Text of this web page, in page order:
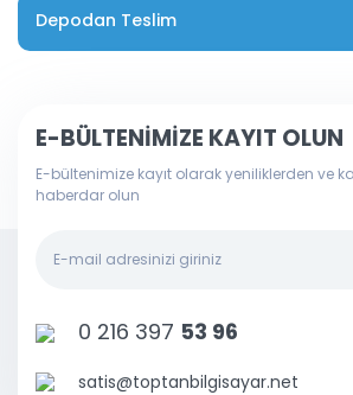
Depodan Teslim
E-BÜLTENİMİZE KAYIT OLUN
E-bültenimize kayıt olarak yeniliklerden ve
haberdar olun
0 216 397 53 96
satis@toptanbilgisayar.net